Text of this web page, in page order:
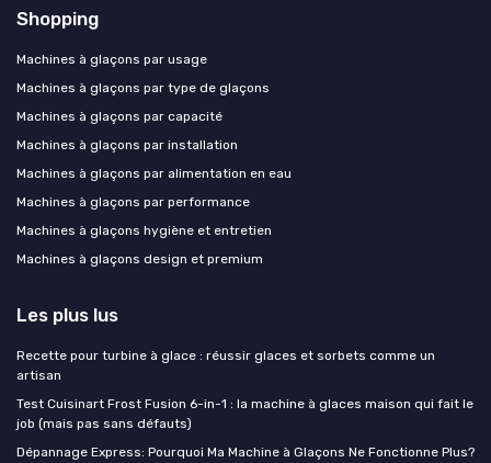
Shopping
Machines à glaçons par usage
Machines à glaçons par type de glaçons
Machines à glaçons par capacité
Machines à glaçons par installation
Machines à glaçons par alimentation en eau
Machines à glaçons par performance
Machines à glaçons hygiène et entretien
Machines à glaçons design et premium
Les plus lus
Recette pour turbine à glace : réussir glaces et sorbets comme un
artisan
Test Cuisinart Frost Fusion 6-in-1 : la machine à glaces maison qui fait le
job (mais pas sans défauts)
Dépannage Express: Pourquoi Ma Machine à Glaçons Ne Fonctionne Plus?